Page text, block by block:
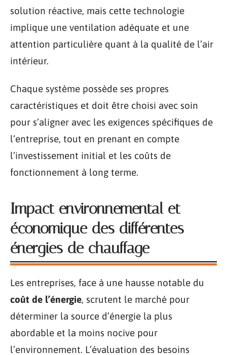
solution réactive, mais cette technologie
implique une ventilation adéquate et une
attention particulière quant à la qualité de l’air
intérieur.
Chaque système possède ses propres
caractéristiques et doit être choisi avec soin
pour s’aligner avec les exigences spécifiques de
l’entreprise, tout en prenant en compte
l’investissement initial et les coûts de
fonctionnement à long terme.
Impact environnemental et
économique des différentes
énergies de chauffage
Les entreprises, face à une hausse notable du
coût de l’énergie, scrutent le marché pour
déterminer la source d’énergie la plus
abordable et la moins nocive pour
l’environnement. L’évaluation des besoins